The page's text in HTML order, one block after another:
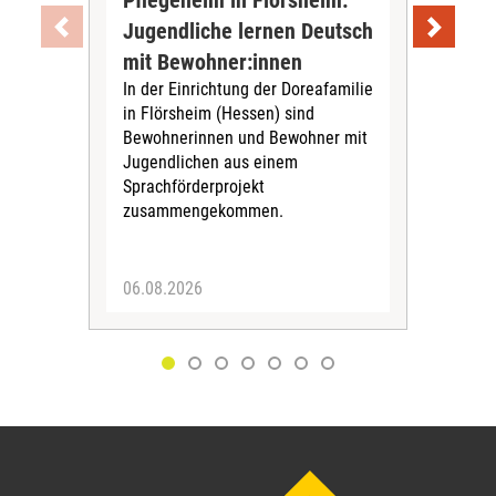
Jugendliche lernen Deutsch
mit Bewohner:innen
In der Einrichtung der Doreafamilie
in Flörsheim (Hessen) sind
Bewohnerinnen und Bewohner mit
Jugendlichen aus einem
Sprachförderprojekt
zusammengekommen.
06.08.2026